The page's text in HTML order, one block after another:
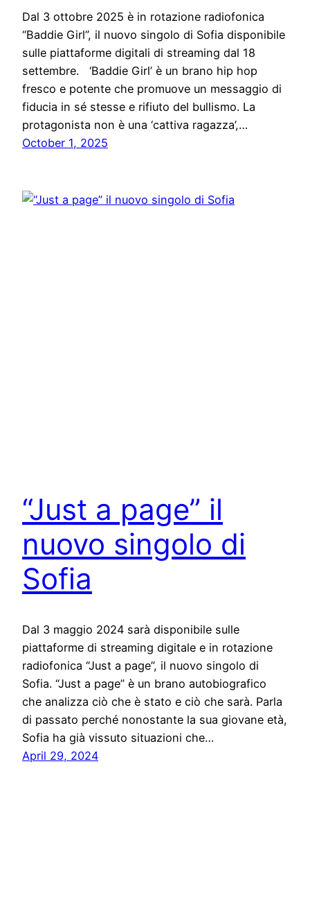
Dal 3 ottobre 2025 è in rotazione radiofonica
“Baddie Girl”, il nuovo singolo di Sofia disponibile
sulle piattaforme digitali di streaming dal 18
settembre. ‘Baddie Girl’ è un brano hip hop
fresco e potente che promuove un messaggio di
fiducia in sé stesse e rifiuto del bullismo. La
protagonista non è una ‘cattiva ragazza’,…
October 1, 2025
“Just a page” il
nuovo singolo di
Sofia
Dal 3 maggio 2024 sarà disponibile sulle
piattaforme di streaming digitale e in rotazione
radiofonica “Just a page”, il nuovo singolo di
Sofia. “Just a page” è un brano autobiografico
che analizza ciò che è stato e ciò che sarà. Parla
di passato perché nonostante la sua giovane età,
Sofia ha già vissuto situazioni che…
April 29, 2024